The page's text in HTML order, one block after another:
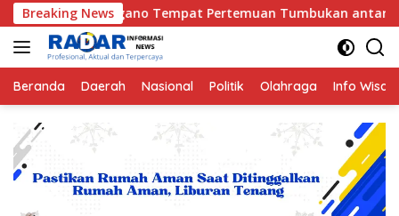
Langsung
ke
konten
Breaking News
Tempat Pertemuan Tumbukan antara Lempeng Indo-
Beranda Daerah Nasional Politik Olahraga Info